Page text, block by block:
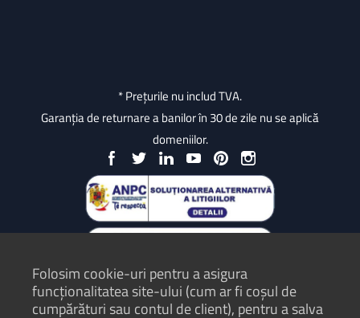
* Prețurile nu includ TVA.
Garanția de returnare a banilor în 30 de zile nu se aplică
domeniilor.
Folosim cookie-uri pentru a asigura
funcționalitatea site-ului (cum ar fi coșul de
cumpărături sau contul de client), pentru a salva